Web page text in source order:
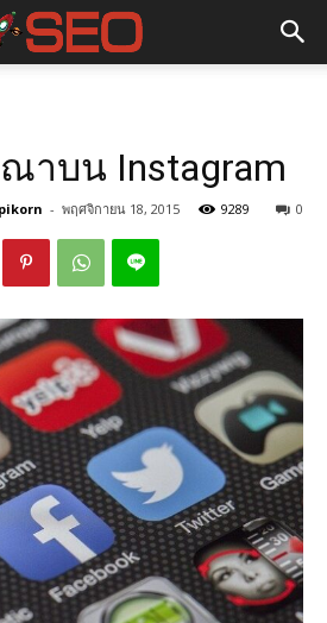
าบน Instagram
- พฤศจิกายน 18, 2015 0
9289